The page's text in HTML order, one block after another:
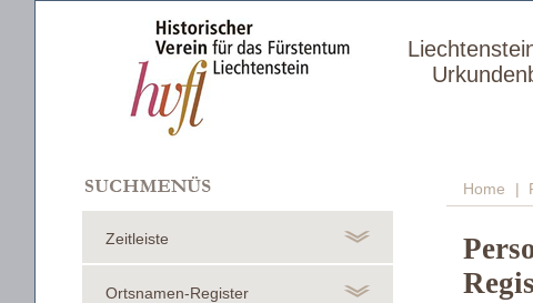
Home |
Zeitleiste
Ortsnamen-Register